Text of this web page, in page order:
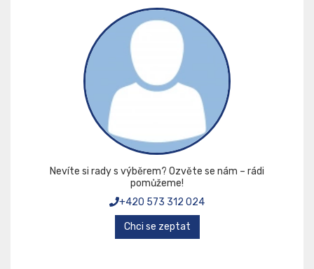
Nevíte si rady s výběrem? Ozvěte se nám – rádi
pomůžeme!
+420 573 312 024
Chci se zeptat